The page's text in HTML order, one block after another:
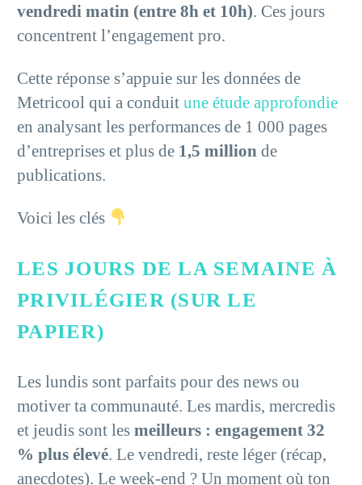
vendredi matin (entre 8h et 10h). Ces jours
concentrent l’engagement pro.
Cette réponse s’appuie sur les données de
Metricool qui a conduit une étude approfondie
en analysant les performances de 1 000 pages
d’entreprises et plus de 1,5 million de
publications.
Voici les clés
LES JOURS DE LA SEMAINE À
PRIVILÉGIER (SUR LE
PAPIER)
Les lundis sont parfaits pour des news ou
motiver ta communauté. Les mardis, mercredis
et jeudis sont les meilleurs : engagement 32
% plus élevé. Le vendredi, reste léger (récap,
anecdotes). Le week-end ? Un moment où ton